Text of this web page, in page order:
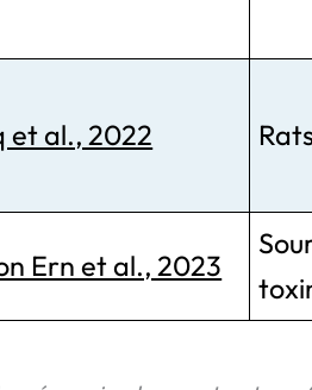
et al., 2022
Ern et al., 2023